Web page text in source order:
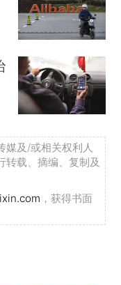
媒及/或相关权利人
转载、摘编、复制及
，获得书面